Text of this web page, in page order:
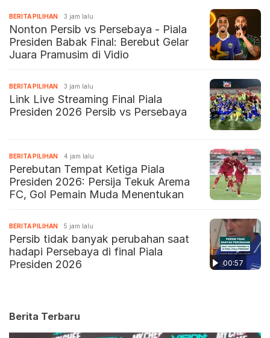
BERITA PILIHAN 3 jam lalu
Nonton Persib vs Persebaya - Piala
Presiden Babak Final: Berebut Gelar
Juara Pramusim di Vidio
BERITA PILIHAN 3 jam lalu
Link Live Streaming Final Piala
Presiden 2026 Persib vs Persebaya
BERITA PILIHAN 4 jam lalu
Perebutan Tempat Ketiga Piala
Presiden 2026: Persija Tekuk Arema
FC, Gol Pemain Muda Menentukan
00:57
BERITA PILIHAN 5 jam lalu
Persib tidak banyak perubahan saat
hadapi Persebaya di final Piala
Presiden 2026
Berita Terbaru